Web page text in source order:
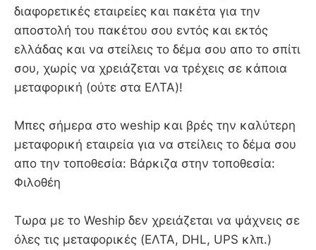
διαφορετικές εταιρείες και πακέτα για την
αποστολή του πακέτου σου εντός και εκτός
ελλάδας και να στείλεις το δέμα σου απο το σπίτι
σου, χωρίς να χρειάζεται να τρέχεις σε κάποια
μεταφορική (ούτε στα ΕΛΤΑ)!
Mπες σήμερα στο weship και βρές την καλύτερη
μεταφορική εταιρεία για να στείλεις το δέμα σου
απο την τοποθεσία: Βάρκιζα στην τοποθεσία:
Φιλοθέη
Τωρα με το Weship δεν χρειάζεται να ψάχνεις σε
όλες τις μεταφορικές (ΕΛΤΑ, DHL, UPS κλπ.)